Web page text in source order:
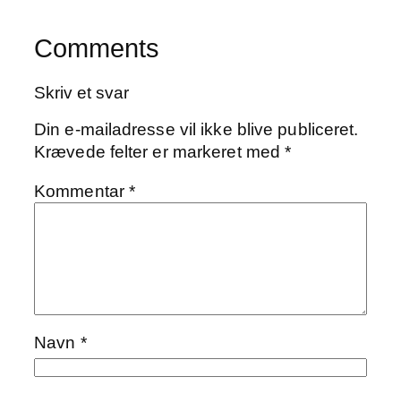
Comments
Skriv et svar
Din e-mailadresse vil ikke blive publiceret.
Krævede felter er markeret med*
Kommentar *
Navn *